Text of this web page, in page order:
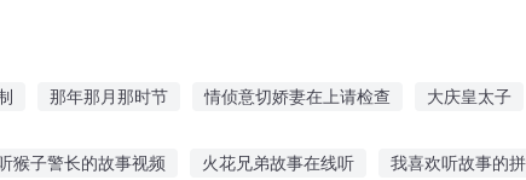
那年那月那时节 情侦意切娇妻在上请检查 大庆皇太子
猴子警长的故事视频 火花兄弟故事在线听 我喜欢听故事的